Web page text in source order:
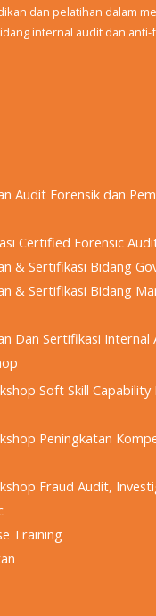
dan pelatihan dalam
internal audit dan anti-
Audit Forensik dan
Certified Forensic
& Sertifikasi Bidang
& Sertifikasi Bidang
Dan Sertifikasi Internal
Soft Skill Capability
Peningkatan
Fraud Audit,
Training